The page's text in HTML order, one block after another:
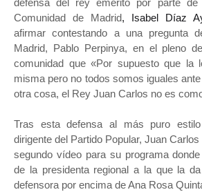
defensa del rey emérito por parte
Comunidad de Madrid, Isabel Díaz
afirmar contestando a una pregunta
Madrid, Pablo Perpinya, en el pleno
comunidad que «Por supuesto que la
misma pero no todos somos iguales
otra cosa, el Rey Juan Carlos no es
Tras esta defensa al más puro
dirigente del Partido Popular, Juan
segundo vídeo para su programa
de la presidenta regional a la que la
defensora por encima de Ana Rosa